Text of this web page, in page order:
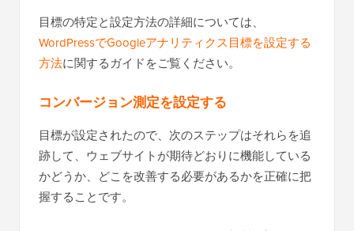
目標の特定と設定方法の詳細については、
WordPressでGoogleアナリティクス目標を設定する
方法に関するガイドをご覧ください。
コンバージョン測定を設定する
目標が設定されたので、次のステップはそれらを追
跡して、ウェブサイトが期待どおりに機能している
かどうか、どこを改善する必要があるかを正確に把
握することです。